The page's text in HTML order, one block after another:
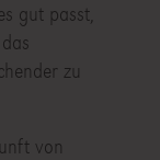
gut passt,
das
zu
von